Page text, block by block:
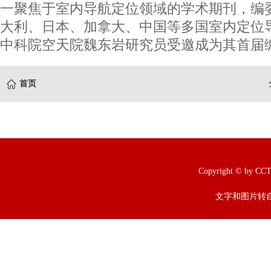
一聚焦于室内导航定位领域的学术期刊，编
大利、日本、加拿大、中国等多国室内定位
中科院空天院魏东岩研究员受邀成为其首届
首页
Copyright © by
文字和图片转